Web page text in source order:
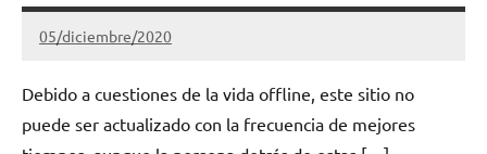
05/diciembre/2020
Gimnastas.net
No
comentarios
Debido a cuestiones de la vida offline, este sitio no
puede ser actualizado con la frecuencia de mejores